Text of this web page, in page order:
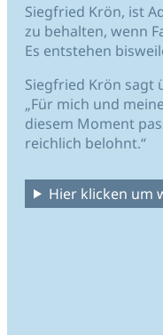
Siegfried Krön, ist
zu behalten, wenn
Es entstehen
Siegfried Krön sagt
„Für mich und
diesem Moment
reichlich belohnt.“
Hier klicken um